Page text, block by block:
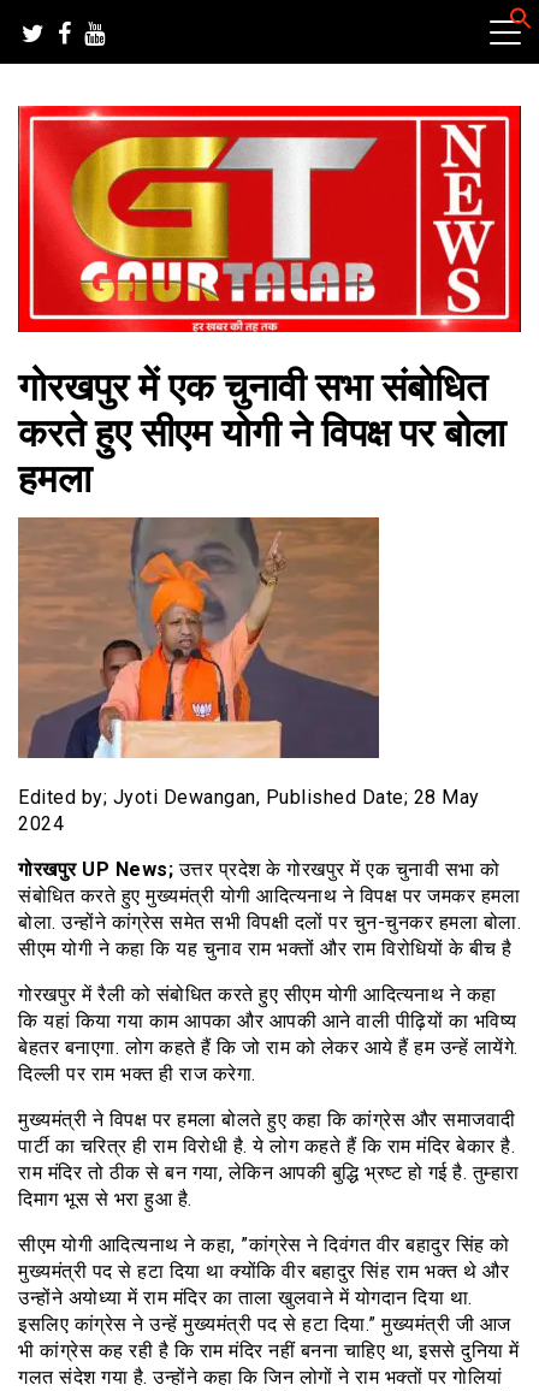
content
गौरतलब न्यूज
गोरखपुर में एक चुनावी सभा संबोधित
करते हुए सीएम योगी ने विपक्ष पर बोला
हमला
Edited by; Jyoti Dewangan, Published Date; 28 May
2024
गोरखपुर UP News;उत्तर प्रदेश के गोरखपुर में एक चुनावी सभा को
संबोधित करते हुए मुख्यमंत्री योगी आदित्‍यनाथ ने विपक्ष पर जमकर हमला
बोला. उन्होंने कांग्रेस समेत सभी विपक्षी दलों पर चुन-चुनकर हमला बोला.
सीएम योगी ने कहा कि यह चुनाव राम भक्तों और राम विरोधियों के बीच है
गोरखपुर में रैली को संबोधित करते हुए सीएम योगी आदित्यनाथ ने कहा
कि यहां किया गया काम आपका और आपकी आने वाली पीढ़ियों का भविष्य
बेहतर बनाएगा. लोग कहते हैं कि जो राम को लेकर आये हैं हम उन्हें लायेंगे.
दिल्ली पर राम भक्त ही राज करेगा.
मुख्यमंत्री ने विपक्ष पर हमला बोलते हुए कहा कि कांग्रेस और समाजवादी
पार्टी का चरित्र ही राम विरोधी है. ये लोग कहते हैं कि राम मंदिर बेकार है.
राम मंदिर तो ठीक से बन गया, लेकिन आपकी बुद्धि भ्रष्ट हो गई है. तुम्हारा
दिमाग भूस से भरा हुआ है.
सीएम योगी आदित्यनाथ ने कहा, ”कांग्रेस ने दिवंगत वीर बहादुर सिंह को
मुख्यमंत्री पद से हटा दिया था क्योंकि वीर बहादुर सिंह राम भक्त थे और
उन्होंने अयोध्या में राम मंदिर का ताला खुलवाने में योगदान दिया था.
इसलिए कांग्रेस ने उन्हें मुख्यमंत्री पद से हटा दिया.” मुख्यमंत्री जी आज
भी कांग्रेस कह रही है कि राम मंदिर नहीं बनना चाहिए था, इससे दुनिया में
गलत संदेश गया है. उन्होंने कहा कि जिन लोगों ने राम भक्तों पर गोलियां